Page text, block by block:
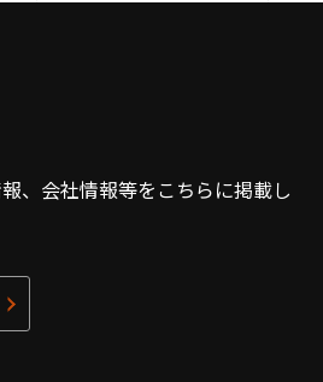
、会社情報等をこちらに掲載し